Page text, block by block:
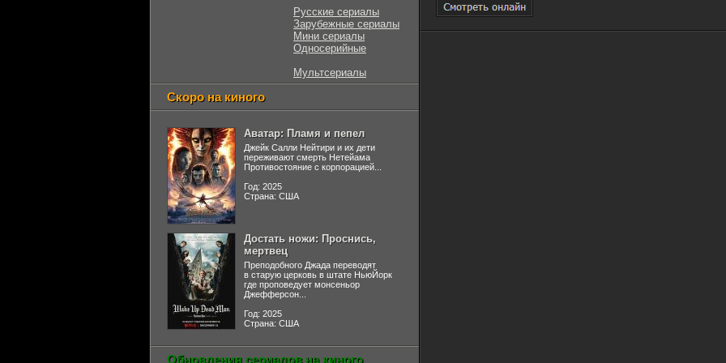
Русские сериалы
Зарубежные сериалы
Мини сериалы
Односерийные
Мультсериалы
Скоро на киного
Аватар: Пламя и пепел
Джейк Салли Нейтири и их дети
переживают смерть Нетейама
Противостояние с корпорацией...
Год: 2025
Страна: США
Достать ножи: Проснись,
мертвец
Преподобного Джада переводят
в старую церковь в штате НьюЙорк
где проповедует монсеньор
Джефферсон...
Год: 2025
Страна: США
Обновления сериалов на киного